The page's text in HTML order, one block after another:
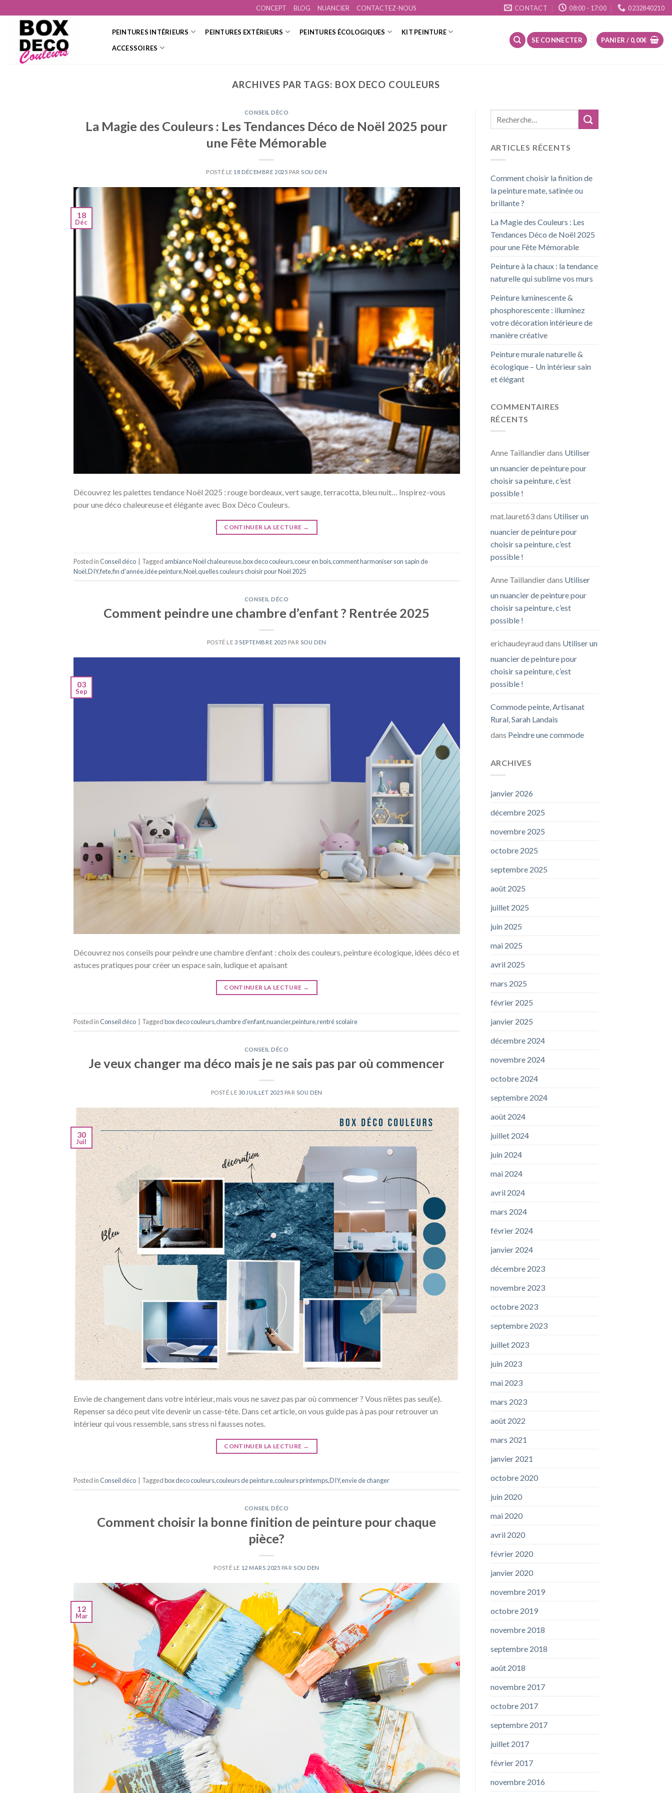
to
content
CONCEPT BLOG NUANCIER CONTACTEZ-NOUS CONTACT 08:00 - 17:00 0232840210
PEINTURES INTÉRIEURS PEINTURES EXTÉRIEURS PEINTURES ÉCOLOGIQUES
KIT PEINTURE
ACCESSOIRES
SE CONNECTER PANIER / 0,00€
ARCHIVES PAR TAGS: BOX DECO COULEURS
CONSEIL DÉCO
La Magie des Couleurs : Les Tendances Déco de Noël 2025 pour
une Fête Mémorable
POSTÉ LE 18 DÉCEMBRE 2025 PARSOU DEN
18
Déc
Découvrez les palettes tendance Noël 2025 : rouge bordeaux, vert sauge, terracotta, bleu nuit… Inspirez-vous
pour une déco chaleureuse et élégante avec Box Déco Couleurs.
CONTINUER LA LECTURE →
Posted inConseil déco Tagged ambiance Noël chaleureuse,box deco couleurs,coeur en bois,comment harmoniser son sapin de
Noël,DIY,fete,fin d'année,idée peinture,Noël,quelles couleurs choisir pour Noël 2025
CONSEIL DÉCO
Comment peindre une chambre d’enfant ? Rentrée 2025
POSTÉ LE 3 SEPTEMBRE 2025 PAR SOU DEN
03
Sep
Découvrez nos conseils pour peindre une chambre d’enfant : choix des couleurs, peinture écologique, idées déco et
astuces pratiques pour créer un espace sain, ludique et apaisant
CONTINUER LA LECTURE →
Posted inConseil déco Taggedbox deco couleurs,chambre d'enfant,nuancier,peinture,rentré scolaire
CONSEIL DÉCO
Je veux changer ma déco mais je ne sais pas par où commencer
POSTÉ LE 30 JUILLET 2025 PAR SOU DEN
30
Juil
Envie de changement dans votre intérieur, mais vous ne savez pas par où commencer ? Vous n’êtes pas seul(e).
Repenser sa déco peut vite devenir un casse-tête. Dans cet article, on vous guide pas à pas pour retrouver un
intérieur qui vous ressemble, sans stress ni fausses notes.
CONTINUER LA LECTURE →
Posted inConseil déco Taggedbox deco couleurs,couleurs de peinture,couleurs printemps,DIY,envie de changer
CONSEIL DÉCO
Comment choisir la bonne finition de peinture pour chaque
pièce?
POSTÉ LE 12 MARS 2025 PARSOU DEN
12
Mar
ARTICLES RÉCENTS
Comment choisir la finition de
la peinture mate, satinée ou
brillante ?
La Magie des Couleurs : Les
Tendances Déco de Noël 2025
pour une Fête Mémorable
Peinture à la chaux : la tendance
naturelle qui sublime vos murs
Peinture luminescente &
phosphorescente : illuminez
votre décoration intérieure de
manière créative
Peinture murale naturelle &
écologique – Un intérieur sain
et élégant
COMMENTAIRES
RÉCENTS
Anne Taillandierdans Utiliser
un nuancier de peinture pour
choisir sa peinture, c’est
possible !
mat.lauret63dans Utiliser un
nuancier de peinture pour
choisir sa peinture, c’est
possible !
Anne Taillandierdans Utiliser
un nuancier de peinture pour
choisir sa peinture, c’est
possible !
erichaudeyraud dans Utiliser un
nuancier de peinture pour
choisir sa peinture, c’est
possible !
Commode peinte, Artisanat
Rural, Sarah Landais
dans Peindre une commode
ARCHIVES
janvier 2026
décembre 2025
novembre 2025
octobre 2025
septembre 2025
août 2025
juillet 2025
juin 2025
mai 2025
avril 2025
mars 2025
février 2025
janvier 2025
décembre 2024
novembre 2024
octobre 2024
septembre 2024
août 2024
juillet 2024
juin 2024
mai 2024
avril 2024
mars 2024
février 2024
janvier 2024
décembre 2023
novembre 2023
octobre 2023
septembre 2023
juillet 2023
juin 2023
mai 2023
mars 2023
août 2022
mars 2021
janvier 2021
octobre 2020
juin 2020
mai 2020
avril 2020
février 2020
janvier 2020
novembre 2019
octobre 2019
novembre 2018
septembre 2018
août 2018
novembre 2017
octobre 2017
septembre 2017
juillet 2017
février 2017
novembre 2016